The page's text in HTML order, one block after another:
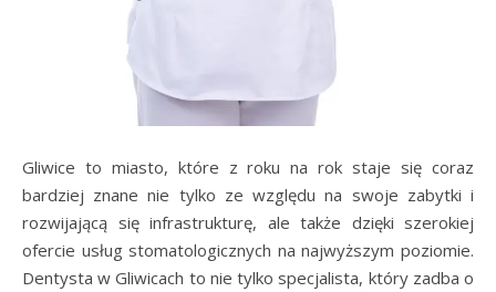
Gliwice to miasto, które z roku na rok staje się coraz
bardziej znane nie tylko ze względu na swoje zabytki i
rozwijającą się infrastrukturę, ale także dzięki szerokiej
ofercie usług stomatologicznych na najwyższym poziomie.
Dentysta w Gliwicach to nie tylko specjalista, który zadba o